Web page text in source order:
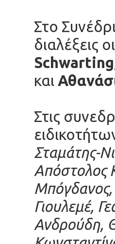
Στο
διαλέξεις οι
και
Στις
Σταμάτης-
Απόστολος
Μπόγδανος,
Γιουλεμέ,
Ανδρούδη,